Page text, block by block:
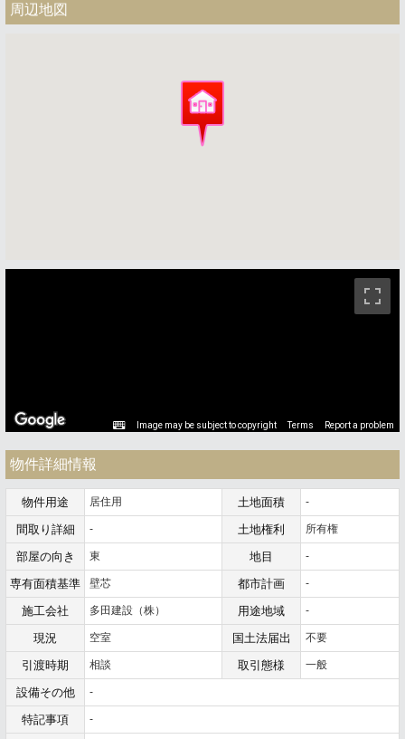
周辺地図
Image may be subject to copyright Terms Report a problem
物件詳細情報
物件用途 居住用 土地面積 -
間取り詳細 - 土地権利 所有権
部屋の向き 東 地目 -
専有面積基準 壁芯 都市計画 -
施工会社 多田建設（株） 用途地域 -
現況 空室 国土法届出 不要
引渡時期 相談 取引態様 一般
設備その他 -
特記事項 -